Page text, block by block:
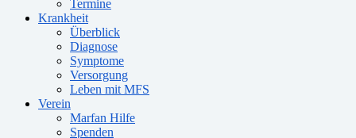
Termine
Krankheit
Überblick
Diagnose
Symptome
Versorgung
Leben mit MFS
Verein
Marfan Hilfe
Spenden